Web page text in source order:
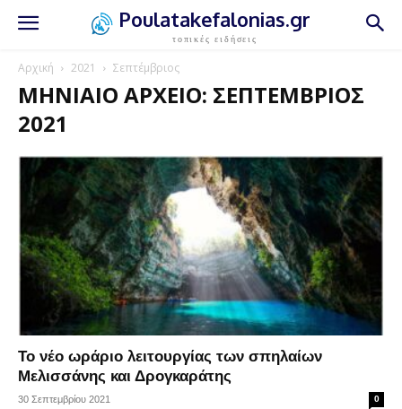
Poulatakefalonias.gr
τοπικές ειδήσεις
Αρχική 2021 Σεπτέμβριος
ΜΗΝΙΑΊΟ ΑΡΧΕΊΟ: ΣΕΠΤΈΜΒΡΙΟΣ
2021
Το νέο ωράριο λειτουργίας των σπηλαίων
Μελισσάνης και Δρογκαράτης
30 Σεπτεμβρίου 2021 0